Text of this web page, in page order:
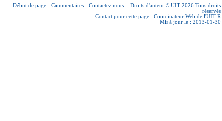
Début de page - Commentaires - Contactez-nous - Droits d'auteur © UIT 2026 Tous droits
réservés
Contact pour cette page : Coordinateur Web de l'UIT-R
Mis à jour le : 2013-01-30